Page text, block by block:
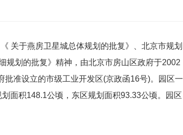
关于燕房卫星城总体规划的批复》、北京市规划
规划的批复》精神，由北京市房山区政府于2002
准设立的市级工业开发区(京政函16号)。园区一
面积148.1公顷，东区规划面积93.33公顷。园区